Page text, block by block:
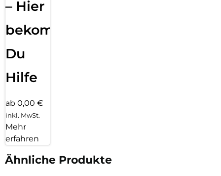
– Hier
bekommst
Du
Hilfe
ab 0,00 €
inkl. MwSt.
Mehr
erfahren
Ähnliche Produkte